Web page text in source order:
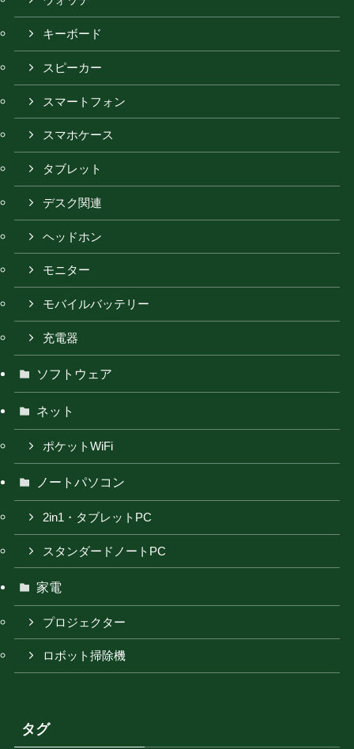
キーボード
スピーカー
スマートフォン
スマホケース
タブレット
デスク関連
ヘッドホン
モニター
モバイルバッテリー
充電器
ソフトウェア
ネット
ポケットWiFi
ノートパソコン
2in1・タブレットPC
スタンダードノートPC
家電
プロジェクター
ロボット掃除機
タグ